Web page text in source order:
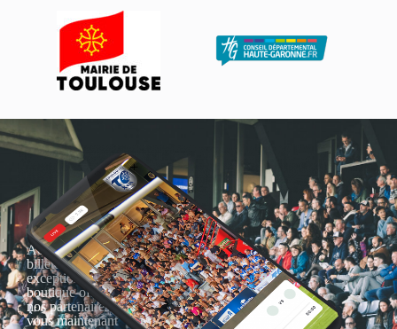
Actualités, nouveautés,
billetterie, remises
exceptionnelles dans la
boutique officielles & chez
nos partenaires… Inscrivez-
vous maintenant